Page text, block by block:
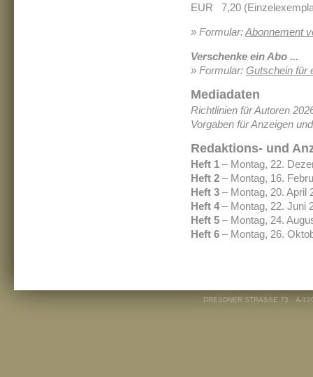
EUR 7,20
» Formular:Abonnement
Verschenke ein Abo ...
» Formular: Gutschein für
Mediadaten
Richtlinien für Autoren
Vorgaben für Anzeigen
Redaktions- und
Heft 1 – Montag, 22.
Heft 2 – Montag, 16.
Heft 3 – Montag, 20. April
Heft 4– Montag, 22. Juni
Heft 5 – Montag, 24.
Heft 6 – Montag, 26.
A-
DRESDNER STRASSE 73